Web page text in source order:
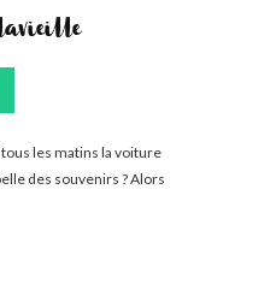
les matins la voiture
des souvenirs ? Alors